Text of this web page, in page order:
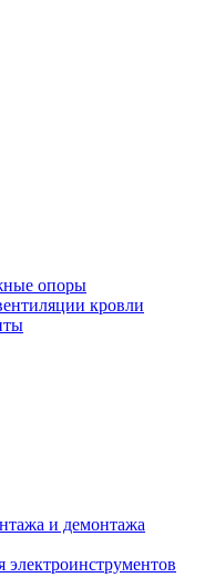
опоры
кровли
и демонтажа